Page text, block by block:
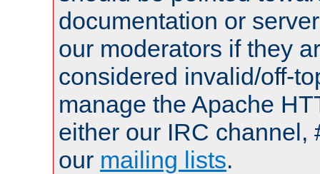
documentation or
our moderators if they
considered invalid/off-
manage the Apache
either our IRC channel,
our mailing lists.